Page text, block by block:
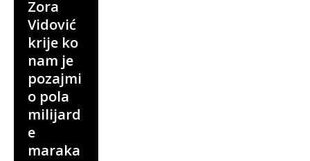
Zora
Vidović
krije ko
nam je
pozajmi
o pola
milijard
e
maraka